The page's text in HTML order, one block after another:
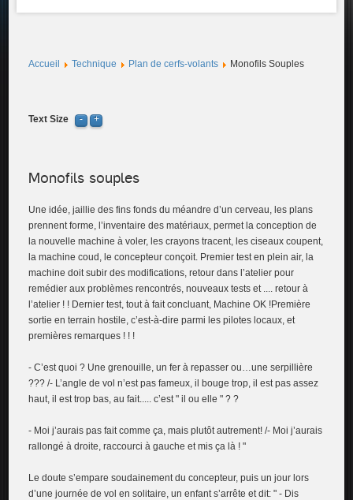
Accueil Technique Plan de cerfs-volants Monofils Souples
Text Size
Monofils souples
Une idée, jaillie des fins fonds du méandre d’un cerveau, les plans
prennent forme, l’inventaire des matériaux, permet la conception de
la nouvelle machine à voler, les crayons tracent, les ciseaux coupent,
la machine coud, le concepteur conçoit. Premier test en plein air, la
machine doit subir des modifications, retour dans l’atelier pour
remédier aux problèmes rencontrés, nouveaux tests et .... retour à
l’atelier ! ! Dernier test, tout à fait concluant, Machine OK !Première
sortie en terrain hostile, c’est-à-dire parmi les pilotes locaux, et
premières remarques ! ! !
- C’est quoi ? Une grenouille, un fer à repasser ou…une serpillière
??? /- L’angle de vol n’est pas fameux, il bouge trop, il est pas assez
haut, il est trop bas, au fait..... c’est " il ou elle " ? ?
- Moi j’aurais pas fait comme ça, mais plutôt autrement! /- Moi j’aurais
rallongé à droite, raccourci à gauche et mis ça là ! "
Le doute s’empare soudainement du concepteur, puis un jour lors
d’une journée de vol en solitaire, un enfant s’arrête et dit: " - Dis